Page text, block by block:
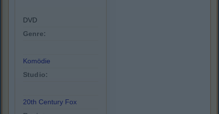
DVD
Genre:
Komödie
Studio:
20th Century Fox